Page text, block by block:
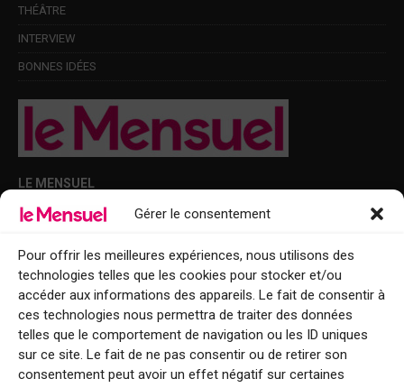
Gérer le consentement
Pour offrir les meilleures expériences, nous utilisons des
technologies telles que les cookies pour stocker et/ou
accéder aux informations des appareils. Le fait de consentir à
ces technologies nous permettra de traiter des données
telles que le comportement de navigation ou les ID uniques
sur ce site. Le fait de ne pas consentir ou de retirer son
consentement peut avoir un effet négatif sur certaines
THÉÂTRE
INTERVIEW
BONNES IDÉES
LE MENSUEL
Points de diffusion Var et Alpes-Maritimes : oû trouver Le Mensuel ?
Le Mensuel en PDF : consultez le magazine en ligne
Qui sommes-nous ?
BFM Top Sorties
EVENT